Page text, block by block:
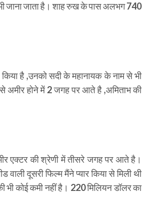
जाना जाता है। शाह रुख के पास अलभग 740
है ,उनको सदी के महानायक के नाम से भी
अमीर होने में 2 जगह पर आते है ,अमिताभ की
एक्टर की श्रेणी में तीसरे जगह पर आते है।
दूसरी फिल्म मैंने प्यार किया से मिली थी
कोई कमी नहीं है। 220 मिलियन डॉलर का